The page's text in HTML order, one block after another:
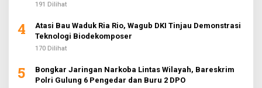
191 Dilihat
4
Atasi Bau Waduk Ria Rio, Wagub DKI Tinjau Demonstrasi
Teknologi Biodekomposer
170 Dilihat
5
Bongkar Jaringan Narkoba Lintas Wilayah, Bareskrim
Polri Gulung 6 Pengedar dan Buru 2 DPO